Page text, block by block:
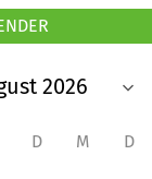
D M D